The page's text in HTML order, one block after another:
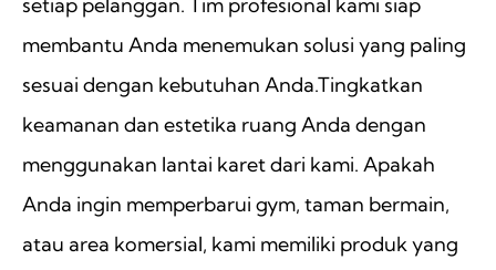
setiap pelanggan. Tim profesional kami siap
membantu Anda menemukan solusi yang paling
sesuai dengan kebutuhan Anda.Tingkatkan
keamanan dan estetika ruang Anda dengan
menggunakan lantai karet dari kami. Apakah
Anda ingin memperbarui gym, taman bermain,
atau area komersial, kami memiliki produk yang